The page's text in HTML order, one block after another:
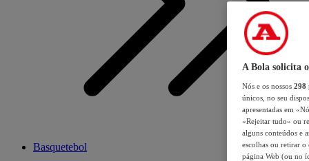
Basquetebol
A Bola solicita
Nós e os nossos 298
únicos, no seu
apresentadas em
«Rejeitar tudo» ou
alguns conteúdos e
escolhas ou retirar
página Web (ou no